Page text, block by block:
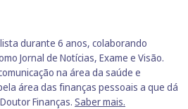
durante 6 anos, colaborando
Jornal de Notícias, Exame e Visão.
na área da saúde e
área das finanças pessoais a que dá
Finanças. Saber mais.